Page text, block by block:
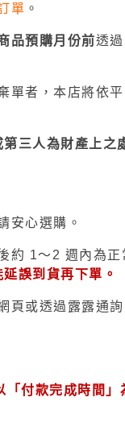
單 。
品預購月份前透過
單者，本店將依
三人為財產上之
安心選購。
約 1～2 週內為正
誤到貨再下單。
頁或透過露露通
「付款完成時間」